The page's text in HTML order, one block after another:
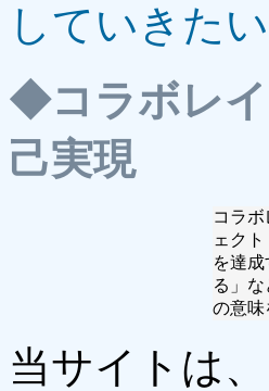
していきたい
◆コラボレ
己実現
コラ
ェクト
を達
る」な
の意味
当サイトは、